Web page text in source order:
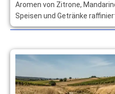
Aromen von Zitrone,
Speisen und Getränke